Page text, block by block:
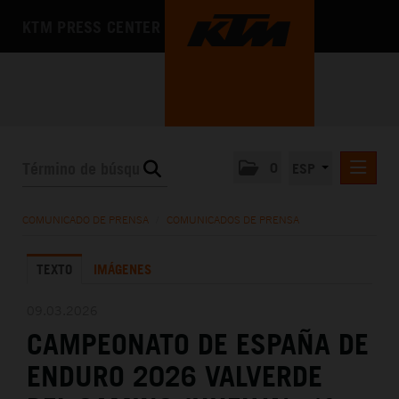
LA EMPRESA
COMUNICADO DE PRENSA COMUNICADOS DE PRENSA
TEXTO IMÁGENES
CAMPEONATO DE ESPAÑA DE
ENDURO 2026 VALVERDE